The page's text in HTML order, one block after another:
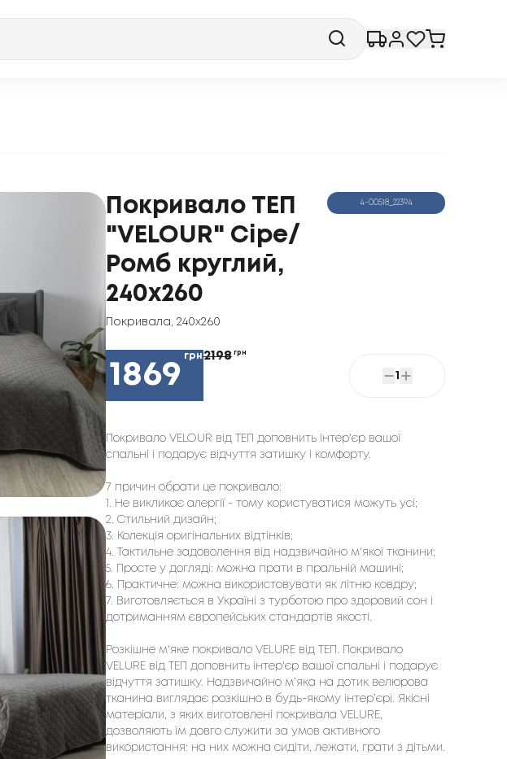
Покривало ТЕП
"VELOUR" Сіре/
Ромб круглий,
240x260
Покривала 240x260
4-00518_22394
1869
грн2198 грн
1
Покривало VELOUR від ТЕП доповнить інтер'єр вашої
спальні і подарує відчуття затишку і комфорту.
7 причин обрати це покривало:
1. Не викликає алергії - тому користуватися можуть усі;
2. Стильний дизайн;
3. Колекція оригінальних відтінків;
4. Тактильне задоволення від надзвичайно м'якої тканини;
5. Просте у догляді: можна прати в пральній машині;
6. Практичне: можна використовувати як літню ковдру;
7. Виготовляється в Україні з турботою про здоровий сон і
дотриманням європейських стандартів якості.
Розкішне м'яке покривало VELURE від ТЕП. Покривало
VELURE від ТЕП доповнить інтер'єр вашої спальні і подарує
відчуття затишку. Надзвичайно м’яка на дотик велюрова
тканина виглядає розкішно в будь-якому інтер’єрі. Якісні
матеріали, з яких виготовлені покривала VELURE,
дозволяють їм довго служити за умов активного
використання: на них можна сидіти, лежати, грати з дітьми.